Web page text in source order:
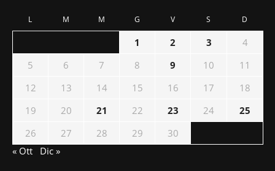
L M M G V S D
1 2 3
4
5
6 7 8 9 10
11
12
13 14 15 16 17
18
19
20 21 22 23 24
25
26
27 28 29
30
« Ott
Dic »